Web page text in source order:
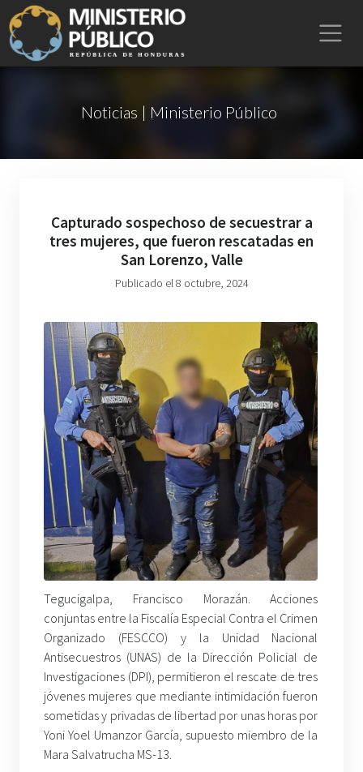
Noticias | Ministerio Público
Capturado sospechoso de secuestrar a
tres mujeres, que fueron rescatadas en
San Lorenzo, Valle
Publicado el 8 octubre, 2024
Tegucigalpa, Francisco Morazán. Acciones
conjuntas entre la Fiscalía Especial Contra el Crimen
Organizado (FESCCO) y la Unidad Nacional
Antisecuestros (UNAS) de la Dirección Policial de
Investigaciones (DPI), permitieron el rescate de tres
jóvenes mujeres que mediante intimidación fueron
sometidas y privadas de libertad por unas horas por
Yoni Yoel Umanzor García, supuesto miembro de la
Mara Salvatrucha MS-13.